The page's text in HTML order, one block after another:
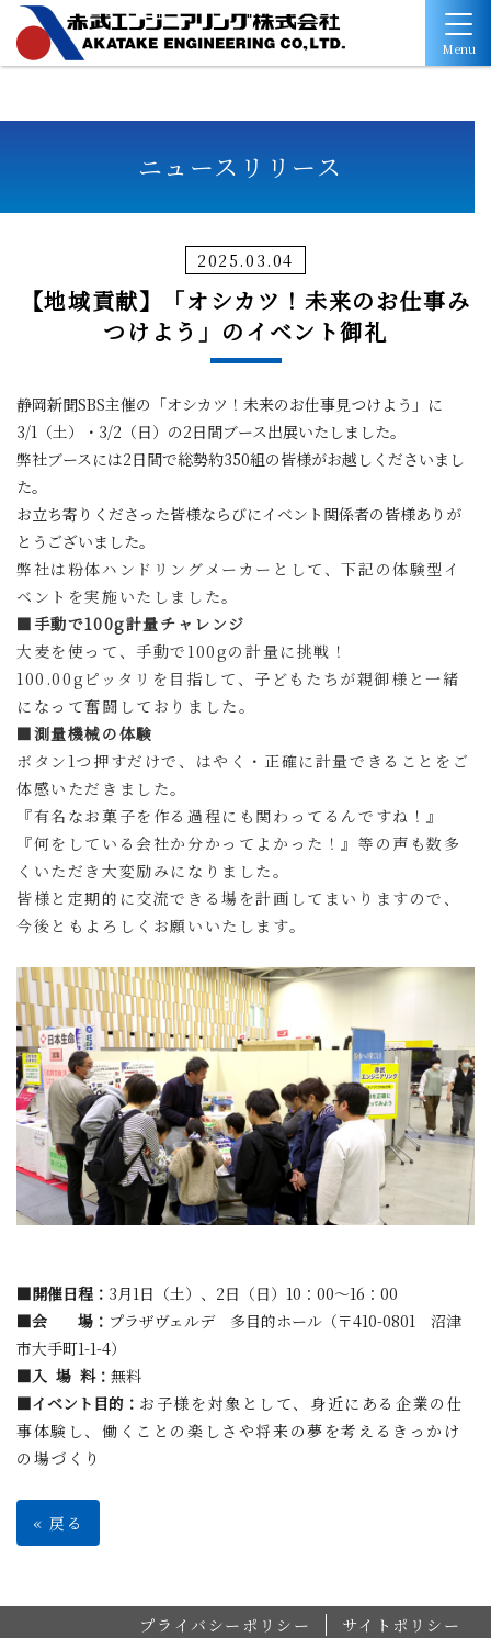
Menu
ニュースリリース
2025.03.04
【地域貢献】「オシカツ！未来のお仕事み
つけよう」のイベント御礼
静岡新聞SBS主催の「オシカツ！未来のお仕事見つけよう」に
3/1（土）・3/2（日）の2日間ブース出展いたしました。
弊社ブースには2日間で総勢約350組の皆様がお越しくださいまし
た。
お立ち寄りくださった皆様ならびにイベント関係者の皆様ありが
とうございました。
弊社は粉体ハンドリングメーカーとして、下記の体験型イ
ベントを実施いたしました。
■手動で100g計量チャレンジ
大麦を使って、手動で100gの計量に挑戦！
100.00gピッタリを目指して、子どもたちが親御様と一緒
になって奮闘しておりました。
■測量機械の体験
ボタン1つ押すだけで、はやく・正確に計量できることをご
体感いただきました。
『有名なお菓子を作る過程にも関わってるんですね！』
『何をしている会社か分かってよかった！』等の声も数多
くいただき大変励みになりました。
皆様と定期的に交流できる場を計画してまいりますので、
今後ともよろしくお願いいたします。
■開催日程： 3月1日（土）、2日（日）10：00～16：00
■会 場： プラザヴェルデ 多目的ホール（〒410-0801 沼津
市大手町1-1-4）
■入 場 料： 無料
■イベント目的： お子様を対象として、 身近にある企業の仕
事体験し、 働くことの楽しさや将来の夢を考えるきっかけ
の場づくり
«戻る
プライバシーポリシー サイトポリシー